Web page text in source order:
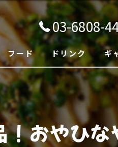
03-6808-
フード ドリンク ギ
おやひ